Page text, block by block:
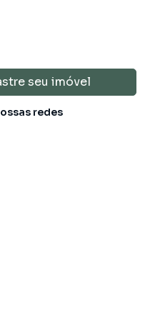
seu imóvel
redes